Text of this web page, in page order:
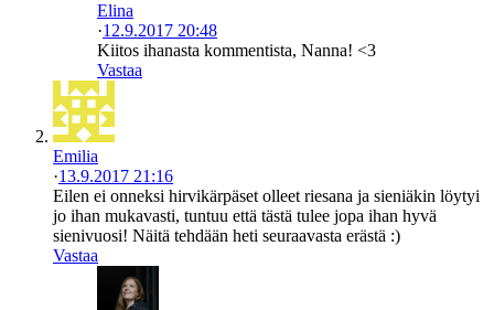
Elina
·12.9.2017 20:48
Kiitos ihanasta kommentista, Nanna! <3
Vastaa
Emilia
·13.9.2017 21:16
Eilen ei onneksi hirvikärpäset olleet riesana ja sieniäkin löytyi
jo ihan mukavasti, tuntuu että tästä tulee jopa ihan hyvä
sienivuosi! Näitä tehdään heti seuraavasta erästä :)
Vastaa